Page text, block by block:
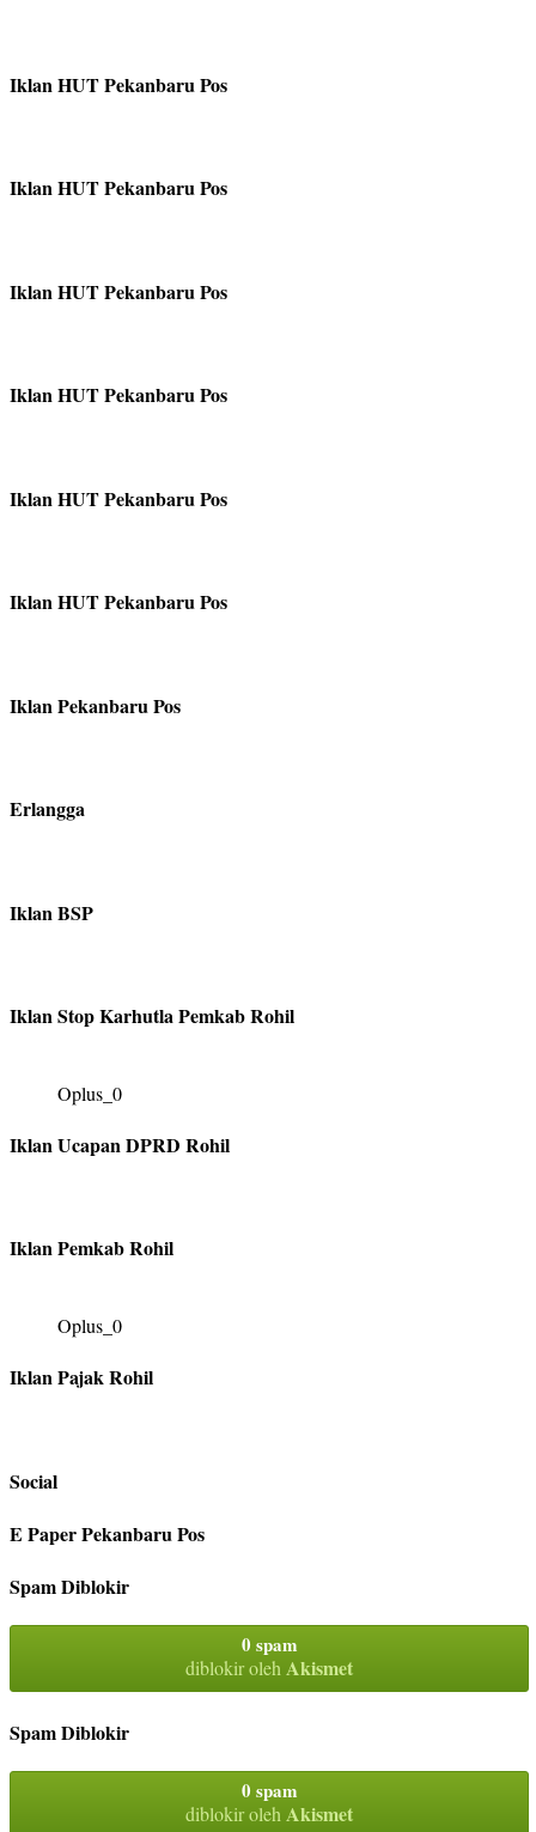
Iklan HUT Pekanbaru Pos
Iklan HUT Pekanbaru Pos
Iklan HUT Pekanbaru Pos
Iklan HUT Pekanbaru Pos
Iklan HUT Pekanbaru Pos
Iklan HUT Pekanbaru Pos
Iklan Pekanbaru Pos
Erlangga
Iklan BSP
Iklan Stop Karhutla Pemkab Rohil
Oplus_0
Iklan Ucapan DPRD Rohil
Iklan Pemkab Rohil
Oplus_0
Iklan Pajak Rohil
Social
E Paper Pekanbaru Pos
Spam Diblokir
0 spam
diblokir olehAkismet
Spam Diblokir
0 spam
diblokir oleh Akismet